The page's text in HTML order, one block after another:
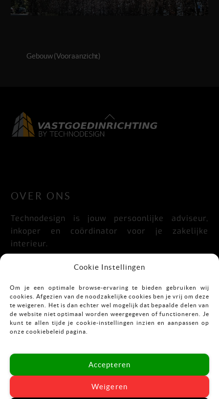
Cookie Instellingen
Om je een optimale browse-ervaring te bieden gebruiken wij
cookies. Afgezien van de noodzakelijke cookies ben je vrij om deze
te weigeren. Het is dan echter wel mogelijk dat bepaalde delen van
de website niet optimaal worden weergegeven of functioneren. Je
kunt te allen tijde je cookie-instellingen inzien en aanpassen op
onze cookiebeleid pagina.
Accepteren
Weigeren
Gebouw (Vooraanzicht)
Back
To
OVER ONS
Technodesign is jouw persoonlijke adviseur,
inkoper en coördinator voor je zakelijke
interieur.
Praktisch, doordacht, stijlvol en flexibel.
CONTACT
Mekkelholtsweg 7
E:info@vastgoedinrichting.nl